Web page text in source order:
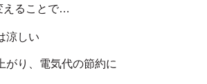
えることで…
涼しい
がり、電気代の節約に